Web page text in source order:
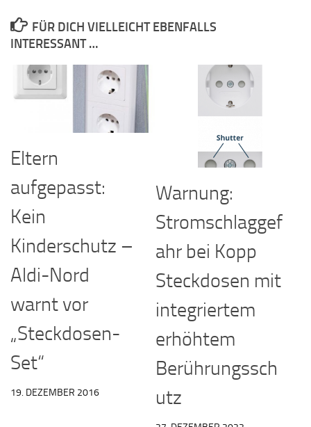
FÜR DICH VIELLEICHT EBENFALLS
INTERESSANT …
Eltern
aufgepasst:
Kein
Kinderschutz –
Aldi-Nord
warnt vor
„Steckdosen-
Set“
19. DEZEMBER 2016
Warnung:
Stromschlaggef
ahr bei Kopp
Steckdosen mit
integriertem
erhöhtem
Berührungssch
utz